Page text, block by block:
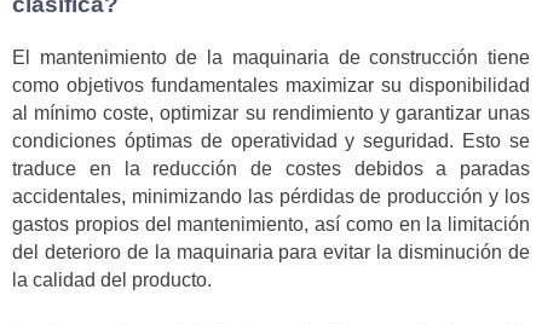
El mantenimiento de la maquinaria de construcción tiene
como objetivos fundamentales maximizar su disponibilidad
al mínimo coste, optimizar su rendimiento y garantizar unas
condiciones óptimas de operatividad y seguridad. Esto se
traduce en la reducción de costes debidos a paradas
accidentales, minimizando las pérdidas de producción y los
gastos propios del mantenimiento, así como en la limitación
del deterioro de la maquinaria para evitar la disminución de
la calidad del producto.